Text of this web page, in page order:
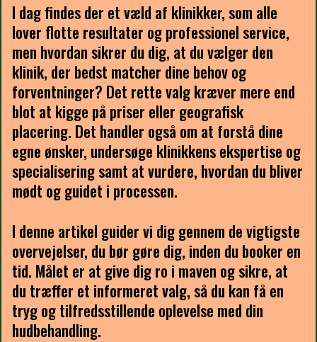
I dag findes der et væld af klinikker, som alle
lover flotte resultater og professionel service,
men hvordan sikrer du dig, at du vælger den
klinik, der bedst matcher dine behov og
forventninger? Det rette valg kræver mere end
blot at kigge på priser eller geografisk
placering. Det handler også om at forstå dine
egne ønsker, undersøge klinikkens ekspertise og
specialisering samt at vurdere, hvordan du bliver
mødt og guidet i processen.
I denne artikel guider vi dig gennem de vigtigste
overvejelser, du bør gøre dig, inden du booker en
tid. Målet er at give dig ro i maven og sikre, at
du træffer et informeret valg, så du kan få en
tryg og tilfredsstillende oplevelse med din
hudbehandling.